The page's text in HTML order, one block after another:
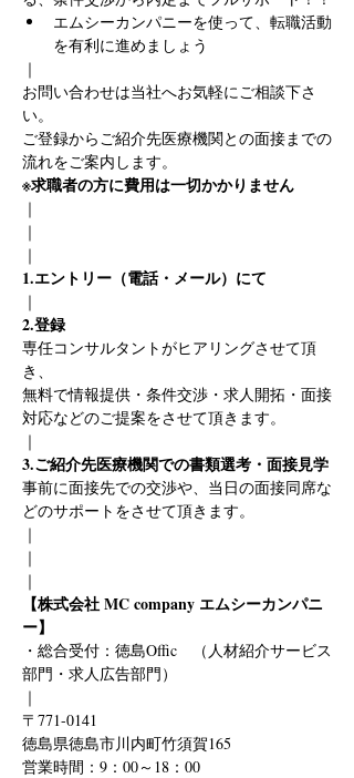
エムシーカンパニーを使って、転職活動
を有利に進めましょう
｜
お問い合わせは当社へお気軽にご相談下さ
い。
ご登録からご紹介先医療機関との面接までの
流れをご案内します。
※求職者の方に費用は一切かかりません
｜
｜
｜
1.エントリー（電話・メール）にて
｜
2.登録
専任コンサルタントがヒアリングさせて頂
き、
無料で情報提供・条件交渉・求人開拓・面接
対応などのご提案をさせて頂きます。
｜
3.ご紹介先医療機関での書類選考・面接見学
事前に面接先での交渉や、当日の面接同席な
どのサポートをさせて頂きます。
｜
｜
｜
【株式会社 MC company エムシーカンパニ
ー】
・総合受付：徳島Offic　（人材紹介サービス
部門・求人広告部門）
｜
〒771-0141
徳島県徳島市川内町竹須賀165
営業時間：9：00～18：00